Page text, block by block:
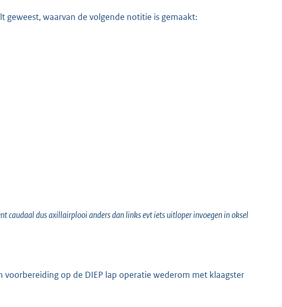
geweest, waarvan de volgende notitie is gemaakt:
dus axillairplooi anders dan links evt iets uitloper invoegen in oksel
op de DIEP lap operatie wederom met klaagster